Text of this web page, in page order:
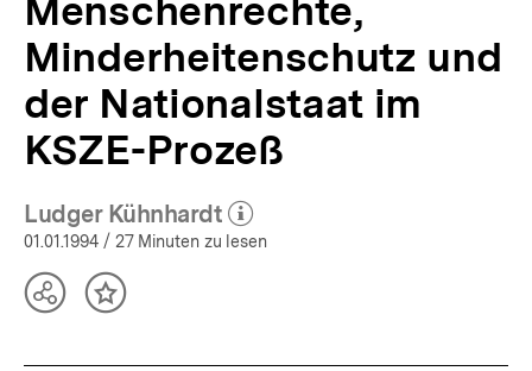
Menschenrechte,
Minderheitenschutz und
der Nationalstaat im
KSZE-Prozeß
Ludger Kühnhardt
(Mehr zum Autor)
öffnen
01.01.1994 / 27 Minuten zu lesen
TeilenInhalt